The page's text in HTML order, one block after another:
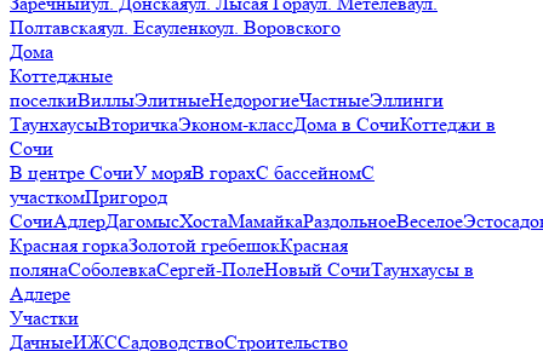
Полтавскаяул. Есауленкоул. Воровского
Дома
Коттеджные
поселкиВиллыЭлитныеНедорогиеЧастныеЭллинги
ТаунхаусыВторичкаЭконом-классДома в СочиКоттеджи в
Сочи
В центре СочиУ моряВ горахС бассейномС
участкомПригород
СочиАдлерДагомысХостаМамайкаРаздольноеВеселое
Красная горкаЗолотой гребешокКрасная
полянаСоболевкаСергей-ПолеНовый СочиТаунхаусы в
Адлере
Участки
ДачныеИЖССадоводствоСтроительство